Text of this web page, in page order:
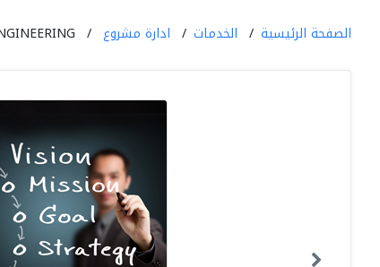
الصفحة الرئيسية الخدمات ادارة مشروع